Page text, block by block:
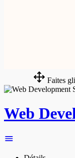
Faites
Web